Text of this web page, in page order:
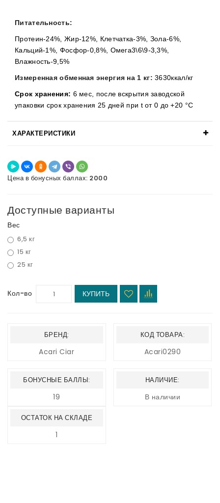
Питательность:
Протеин-24%, Жир-12%, Клетчатка-3%, Зола-6%,
Кальций-1%, Фосфор-0,8%, Омега3\6\9-3,3%,
Влажность-9,5%
Измеренная обменная энергия на 1 кг: 3630ккал/кг
Срок хранения: 6 мес, после вскрытия заводской
упаковки срок хранения 25 дней при t от 0 до +20 °C
ХАРАКТЕРИСТИКИ
Цена в бонусных баллах: 2000
Доступные варианты
Вес
6,5 кг
15 кг
25 кг
Кол-во КУПИТЬ
БРЕНД:
Acari Ciar
КОД ТОВАРА:
Acari0290
БОНУСНЫЕ БАЛЛЫ:
19
НАЛИЧИЕ:
В наличии
ОСТАТОК НА СКЛАДЕ
1